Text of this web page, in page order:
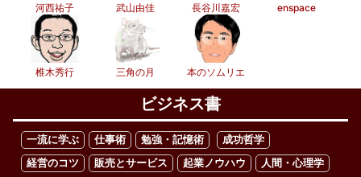
河西祐子 武山由佳 長谷川嘉宏 enspace
椎木秀行 三角の月 本のソムリエ
ビジネス書
一流に学ぶ 仕事術 勉強・記憶術
成功哲学
経営のコツ
販売とサービス 起業ノウハウ 人間・心理学